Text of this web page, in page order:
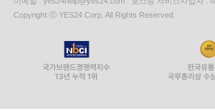
Copyright ⓒ YES24 Corp. All Rights Reserved.